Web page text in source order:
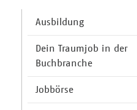
Ausbildung
Dein Traumjob in der
Buchbranche
Jobbörse